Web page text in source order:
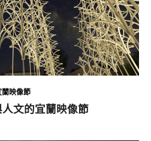
映像節
文的宜蘭映像節